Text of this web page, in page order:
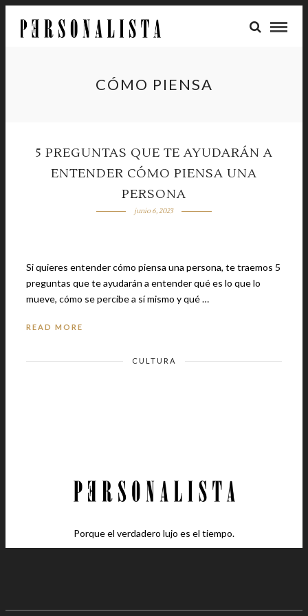
CÓMO PIENSA
5 PREGUNTAS QUE TE AYUDARÁN A
ENTENDER CÓMO PIENSA UNA
PERSONA
junio 6, 2023
Si quieres entender cómo piensa una persona, te traemos 5
preguntas que te ayudarán a entender qué es lo que lo
mueve, cómo se percibe a sí mismo y qué …
READ MORE
CULTURA
Porque el verdadero lujo es el tiempo.